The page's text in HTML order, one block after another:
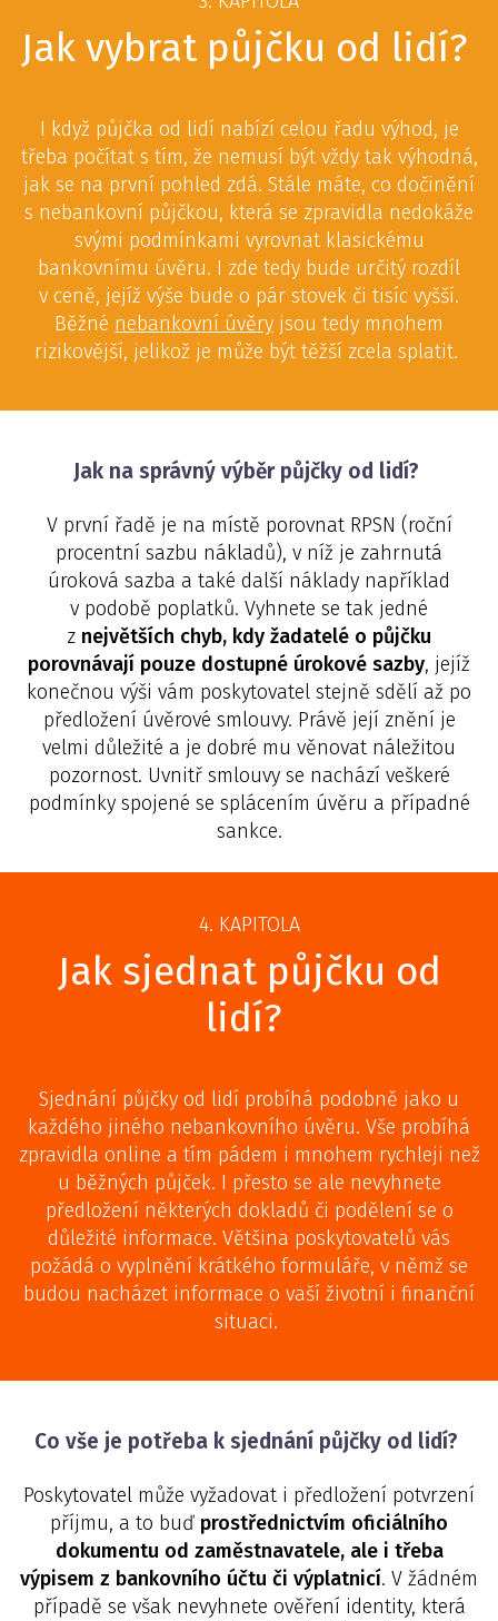
Jak vybrat půjčku od lidí?
I když půjčka od lidí nabízí celou řadu výhod, je
třeba počítat s tím, že nemusí být vždy tak výhodná,
jak se na první pohled zdá. Stále máte, co dočinění
s nebankovní půjčkou, která se zpravidla nedokáže
svými podmínkami vyrovnat klasickému
bankovnímu úvěru. I zde tedy bude určitý rozdíl
v ceně, jejíž výše bude o pár stovek či tisíc vyšší.
Běžné nebankovní úvěry jsou tedy mnohem
rizikovější, jelikož je může být těžší zcela splatit.
Jak na správný výběr půjčky od lidí?
V první řadě je na místě porovnat RPSN (roční
procentní sazbu nákladů), v níž je zahrnutá
úroková sazba a také další náklady například
v podobě poplatků. Vyhnete se tak jedné
z největších chyb, kdy žadatelé o půjčku
porovnávají pouze dostupné úrokové sazby, jejíž
konečnou výši vám poskytovatel stejně sdělí až po
předložení úvěrové smlouvy. Právě její znění je
velmi důležité a je dobré mu věnovat náležitou
pozornost. Uvnitř smlouvy se nachází veškeré
podmínky spojené se splácením úvěru a případné
sankce.
4. KAPITOLA
Jak sjednat půjčku od
lidí?
Sjednání půjčky od lidí probíhá podobně jako u
každého jiného nebankovního úvěru. Vše probíhá
zpravidla online a tím pádem i mnohem rychleji než
u běžných půjček. I přesto se ale nevyhnete
předložení některých dokladů či podělení se o
důležité informace. Většina poskytovatelů vás
požádá o vyplnění krátkého formuláře, v němž se
budou nacházet informace o vaší životní i finanční
situaci.
Co vše je potřeba k sjednání půjčky od lidí?
Poskytovatel může vyžadovat i předložení potvrzení
příjmu, a to buď prostřednictvím oficiálního
dokumentu od zaměstnavatele, ale i třeba
výpisem z bankovního účtu či výplatnicí. V žádném
případě se však nevyhnete ověření identity, která